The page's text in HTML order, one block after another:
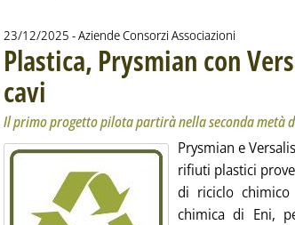
23/12/2025 - Aziende Consorzi Associazioni
Plastica, Prysmian con
cavi . Sottotitolo: Il primo progetto pilota partirà nella seconda
. Pubblicata martedì 23 dicembre 2025 alle 11.45.
Il primo progetto pilota partirà nella seconda metà
Prysmian e
rifiuti plastici
di riciclo chimico
chimica di Eni,